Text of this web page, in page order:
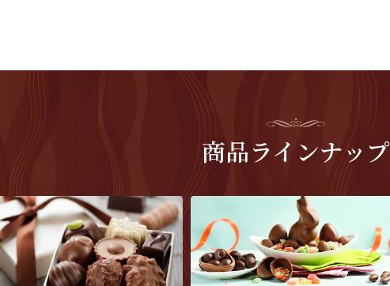
商品ラインナップ